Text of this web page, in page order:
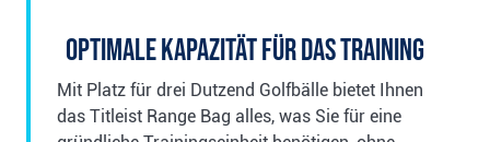
Optimale Kapazität für das Training
Mit Platz für drei Dutzend Golfbälle bietet Ihnen
das Titleist Range Bag alles, was Sie für eine